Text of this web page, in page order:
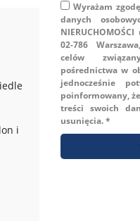
i
Wyrażam
danych
02-786
celów
pośrednictwa w
jednocześnie
poinformowany,
treści swoich
usunięcia. *